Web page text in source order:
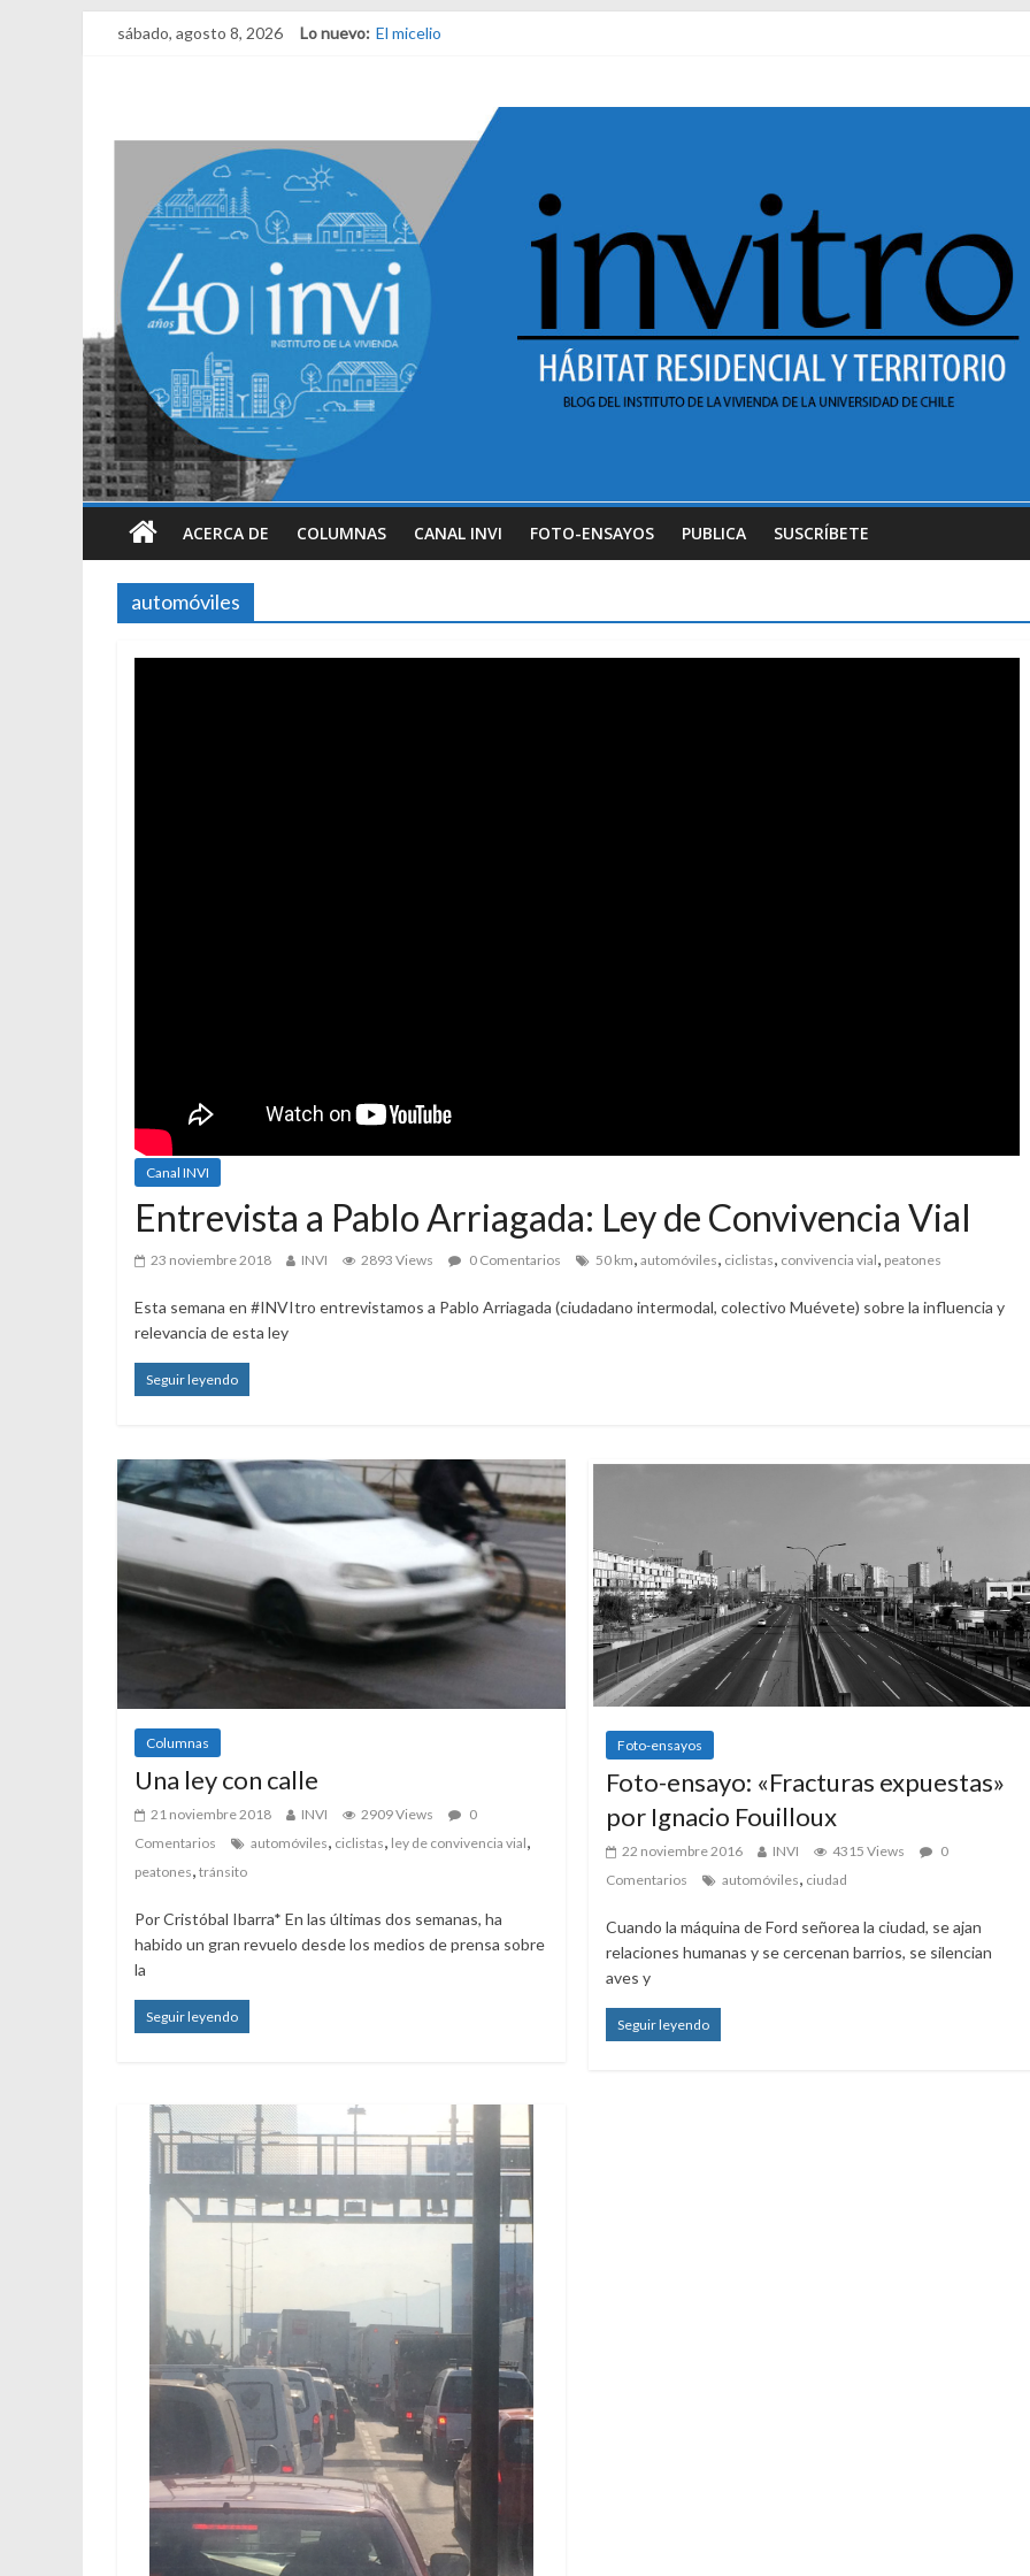
sábado, agosto 8, 2026 Lo nuevo: El micelio
¿Qué es el habitar? Sesión 1 de ciclo de conversatorios 40 años INVI
El derecho a habitar
ACERCA DE COLUMNAS CANAL INVI FOTO-ENSAYOS PUBLICA SUSCRÍBETE
automóviles
Canal INVI
Entrevista a Pablo Arriagada: Ley de Convivencia Vial
23 noviembre 2018 INVI 2893 Views 0 Comentarios 50 km, automóviles, ciclistas, convivencia vial, peatones
Esta semana en #INVItro entrevistamos a Pablo Arriagada (ciudadano intermodal, colectivo Muévete) sobre la influencia y
relevancia de esta ley
Seguir leyendo
Columnas
Una ley con calle
21 noviembre 2018 INVI 2909 Views
0
Comentarios
automóviles ciclistas ley de convivencia vial
peatones tránsito
Por Cristóbal Ibarra* En las últimas dos semanas, ha
habido un gran revuelo desde los medios de prensa sobre
la
Seguir leyendo
Foto-ensayos
Foto-ensayo: «Fracturas expuestas»
por Ignacio Fouilloux
22 noviembre 2016 INVI 4315 Views
0
Comentarios
automóviles, ciudad
Cuando la máquina de Ford señorea la ciudad, se ajan
relaciones humanas y se cercenan barrios, se silencian
aves y
Seguir leyendo
Una noche y el